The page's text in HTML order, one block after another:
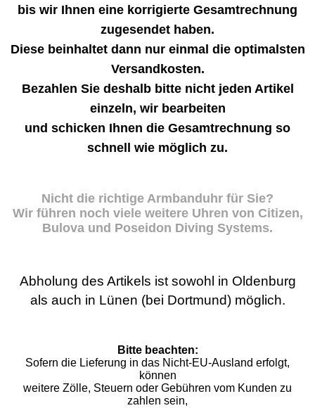
bis wir Ihnen eine korrigierte Gesamtrechnung
zugesendet haben.
Diese beinhaltet dann nur einmal die optimalsten
Versandkosten.
Bezahlen Sie deshalb bitte nicht jeden Artikel
einzeln, wir bearbeiten
und schicken Ihnen die Gesamtrechnung so
schnell wie möglich zu.
Nicht die richtige Armbanduhr für Sie?
Wir führen noch viele weitere Uhren von Citizen,
Bulova und Poseidon Diving Systems.
Abholung des Artikels ist sowohl in Oldenburg
als auch in Lünen (bei Dortmund) möglich.
Bitte beachten:
Sofern die Lieferung in das Nicht-EU-Ausland erfolgt,
können
weitere Zölle, Steuern oder Gebühren vom Kunden zu
zahlen sein,